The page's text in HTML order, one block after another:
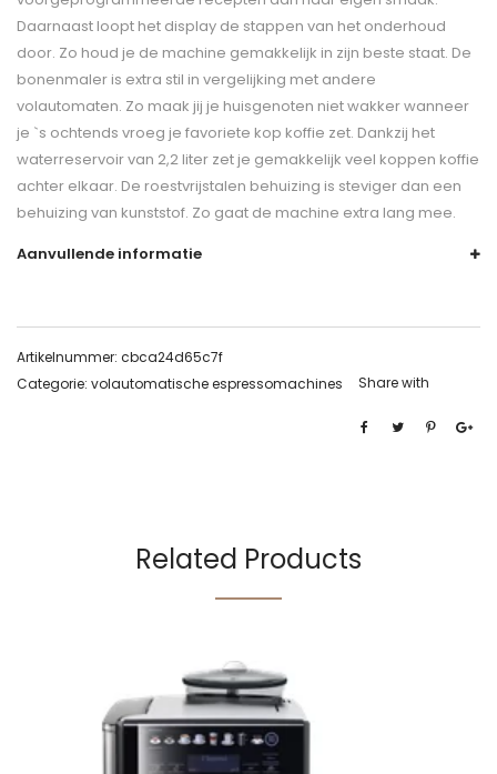
Daarnaast loopt het display de stappen van het onderhoud
door. Zo houd je de machine gemakkelijk in zijn beste staat. De
bonenmaler is extra stil in vergelijking met andere
volautomaten. Zo maak jij je huisgenoten niet wakker wanneer
je `s ochtends vroeg je favoriete kop koffie zet. Dankzij het
waterreservoir van 2,2 liter zet je gemakkelijk veel koppen koffie
achter elkaar. De roestvrijstalen behuizing is steviger dan een
behuizing van kunststof. Zo gaat de machine extra lang mee.
Aanvullende informatie
Artikelnummer: cbca24d65c7f
Categorie: volautomatische espressomachines Share with
Related Products